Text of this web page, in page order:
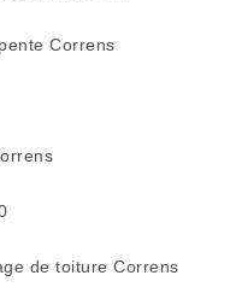
Correns
de toiture Correns